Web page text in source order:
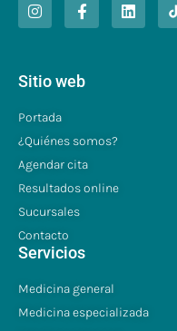
Sitio web
Portada
¿Quiénes somos?
Agendar cita
Resultados online
Sucursales
Contacto
Servicios
Medicina general
Medicina especializada